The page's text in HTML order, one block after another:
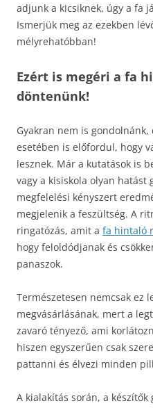
adjunk a kicsiknek, úgy a fa
Ismerjük meg az ezekben
mélyrehatóbban!
Ezért is megéri a fa
döntenünk!
Gyakran nem is
esetében is előfordul, hogy
lesznek. Már a kutatások is
vagy a kisiskola olyan hatást
megfelelési kényszert
megjelenik a feszültség. A
ringatózás, amit a fa hintaló
hogy feloldódjanak és
panaszok.
Természetesen nemcsak ez
megvásárlásának, mert a
zavaró tényező, ami
hiszen egyszerűen csak
pattanni és élvezi minden
A kialakítás során, a